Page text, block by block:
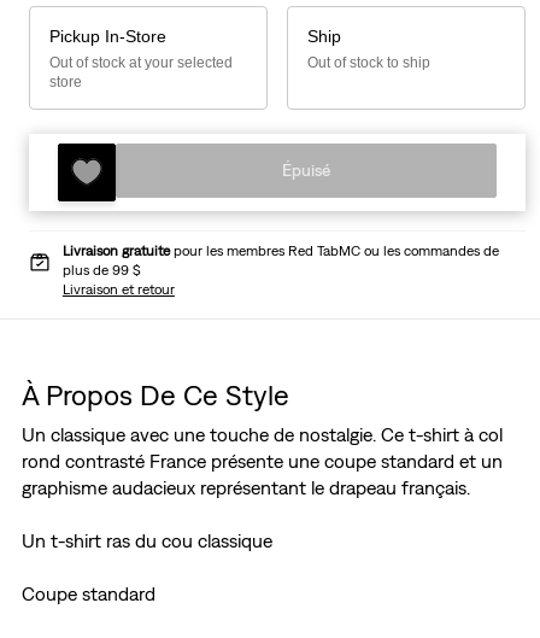
Pickup In-Store
Out of stock at your selected
store
Ship
Out of stock to ship
Épuisé
Livraison gratuitepour les membres Red TabMC ou les commandes de
plus de 99 $
Livraison et retour
À Propos De Ce Style
Un classique avec une touche de nostalgie. Ce t-shirt à col
rond contrasté France présente une coupe standard et un
graphisme audacieux représentant le drapeau français.
Un t-shirt ras du cou classique
Coupe standard